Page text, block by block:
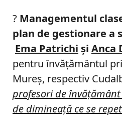
? Managementul
plan de gestionare a
Ema Patrichi şi Anca
pentru învăţământul
Mureş, respectiv
profesori de
de dimineaţă ce se